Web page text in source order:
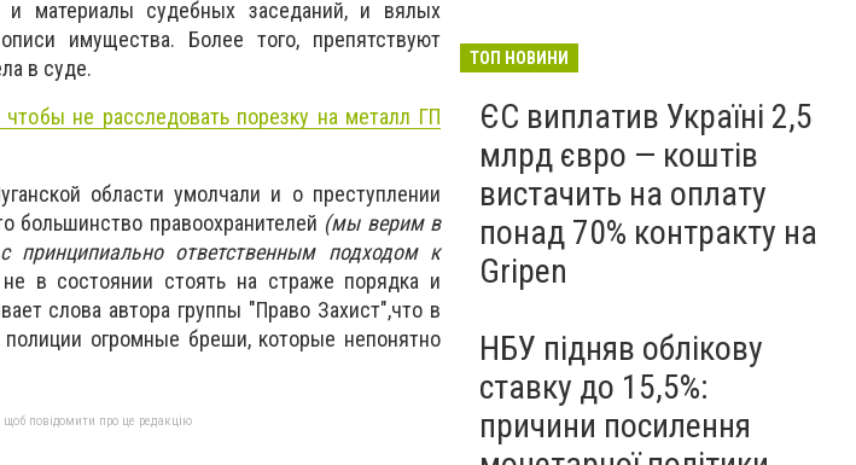
и материалы судебных заседаний, и вялых
имущества. Более того, препятствуют
в суде.
не расследовать порезку на металл ГП
области умолчали и о преступлении
большинство правоохранителей (мы верим в
принципиально ответственным подходом к
в состоянии стоять на страже порядка и
слова автора группы "Право Захист",что в
полиции огромные бреши, которые непонятно
повідомити про це редакцію
ТОП НОВИНИ
ЄС виплатив Україні 2,5
млрд євро — коштів
вистачить на оплату
понад 70% контракту на
Gripen
НБУ підняв облікову
ставку до 15,5%:
причини посилення